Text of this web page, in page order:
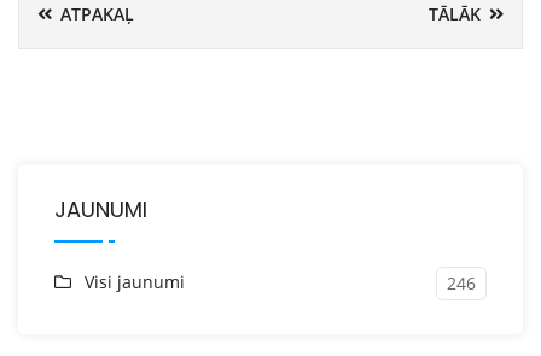
ATPAKAĻ TĀLĀK
JAUNUMI
Visi jaunumi 246